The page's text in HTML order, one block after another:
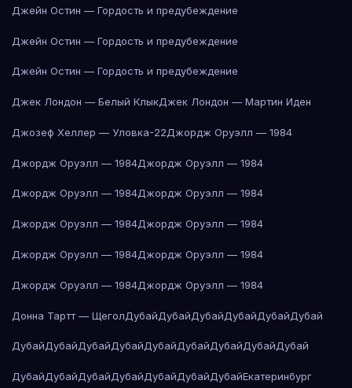
Джейн Остин — Гордость и предубеждение
Джейн Остин — Гордость и предубеждение
Джейн Остин — Гордость и предубеждение
Джек Лондон — Белый КлыкДжек Лондон — Мартин Иден
Джозеф Хеллер — Уловка-22Джордж Оруэлл — 1984
Джордж Оруэлл — 1984Джордж Оруэлл — 1984
Джордж Оруэлл — 1984Джордж Оруэлл — 1984
Джордж Оруэлл — 1984Джордж Оруэлл — 1984
Джордж Оруэлл — 1984Джордж Оруэлл — 1984
Джордж Оруэлл — 1984Джордж Оруэлл — 1984
Донна Тартт — ЩеголДубайДубайДубайДубайДубайДубай
ДубайДубайДубайДубайДубайДубайДубайДубайДубай
ДубайДубайДубайДубайДубайДубайДубайЕкатеринбург